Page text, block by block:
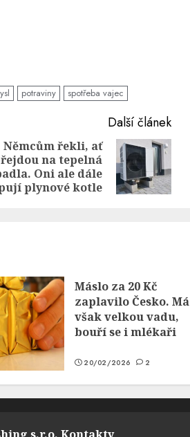
potraviny spotřeba vajec
Další článek
Němcům řekli, ať
na tepelná
Oni ale dále
plynové kotle
Máslo za 20 Kč
zaplavilo Česko. Má
však velkou vadu,
bouří se i mlékaři
20/02/2026 2